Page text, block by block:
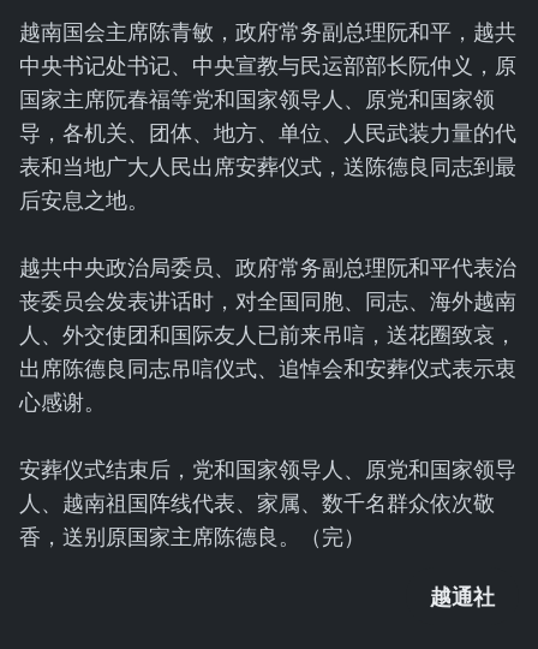
越南国会主席陈青敏，政府常务副总理阮和平，越共
中央书记处书记、中央宣教与民运部部长阮仲义，原
国家主席阮春福等党和国家领导人、原党和国家领
导，各机关、团体、地方、单位、人民武装力量的代
表和当地广大人民出席安葬仪式，送陈德良同志到最
后安息之地。
越共中央政治局委员、政府常务副总理阮和平代表治
丧委员会发表讲话时，对全国同胞、同志、海外越南
人、外交使团和国际友人已前来吊唁，送花圈致哀，
出席陈德良同志吊唁仪式、追悼会和安葬仪式表示衷
心感谢。
安葬仪式结束后，党和国家领导人、原党和国家领导
人、越南祖国阵线代表、家属、数千名群众依次敬
香，送别原国家主席陈德良。（完）
越通社